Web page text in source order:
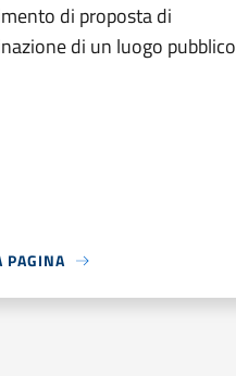
di proposta di
di un luogo pubblico
PAGINA